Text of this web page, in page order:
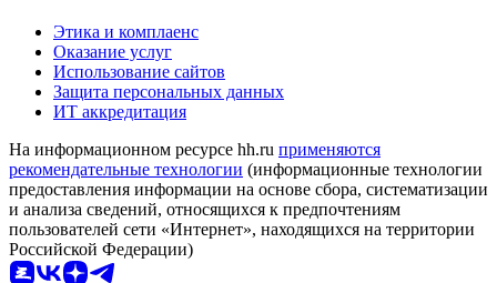
Этика и комплаенс
Оказание услуг
Использование сайтов
Защита персональных данных
ИТ аккредитация
На информационном ресурсе hh.ru применяются
рекомендательные технологии (информационные технологии
предоставления информации на основе сбора, систематизации
и анализа сведений, относящихся к предпочтениям
пользователей сети «Интернет», находящихся на территории
Российской Федерации)